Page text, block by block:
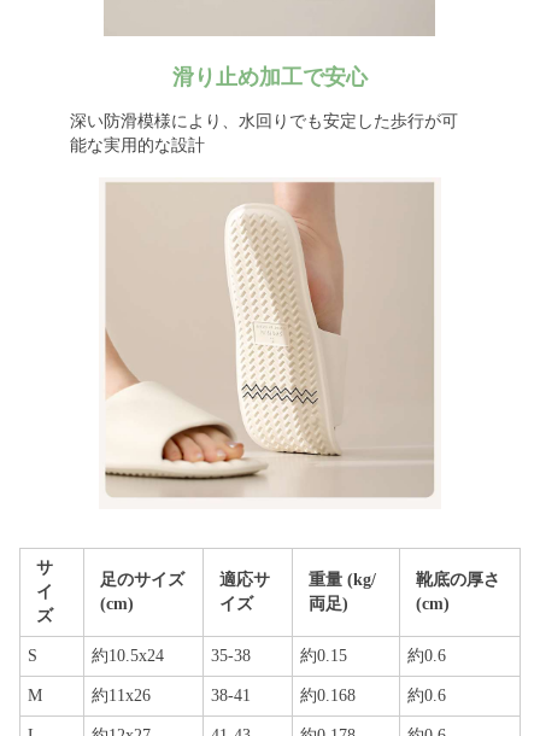
滑り止め加工で安心
深い防滑模様により、水回りでも安定した歩行が可
能な実用的な設計
サ
イ
ズ
足のサイズ
(cm)
適応サ
イズ
重量 (kg/
両足)
靴底の厚さ
(cm)
S 約10.5x24 35-38 約0.15 約0.6
M 約11x26 38-41 約0.168 約0.6